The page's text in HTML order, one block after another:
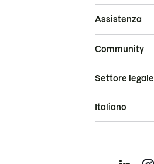
Assistenza
Community
Settore legale
Italiano